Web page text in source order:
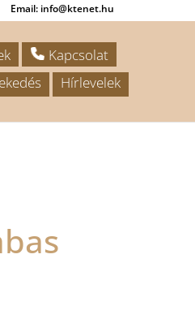
Email: info@ktenet.hu
Kapcsolat
Hírlevelek